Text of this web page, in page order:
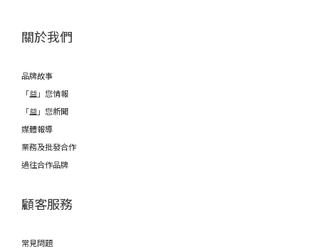
關於我們
品牌故事
「益」您情報
「益」您新聞
媒體報導
業務及批發合作
過往合作品牌
顧客服務
常見問題